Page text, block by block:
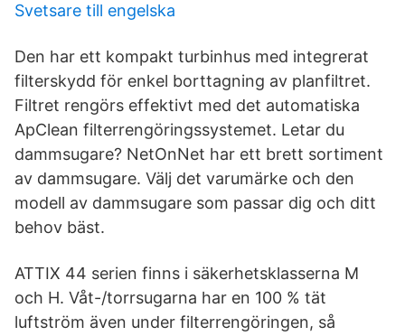
Svetsare till engelska
Den har ett kompakt turbinhus med integrerat
filterskydd för enkel borttagning av planfiltret.
Filtret rengörs effektivt med det automatiska
ApClean filterrengöringssystemet. Letar du
dammsugare? NetOnNet har ett brett sortiment
av dammsugare. Välj det varumärke och den
modell av dammsugare som passar dig och ditt
behov bäst.
ATTIX 44 serien finns i säkerhetsklasserna M
och H. Våt-/torrsugarna har en 100 % tät
luftström även under filterrengöringen, så